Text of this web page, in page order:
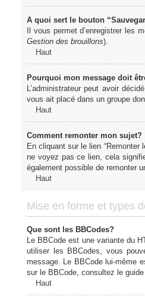
A quoi sert le bouton
Il vous permet d’enregistrer les
Gestion des brouillons).
Haut
Pourquoi mon message doit
L’administrateur peut avoir
vous ait placé dans un groupe
Haut
Comment remonter mon sujet?
En cliquant sur le lien
ne voyez pas ce lien, cela
également possible de remonter
Haut
Mise en forme et types
Que sont les BBCodes?
Le BBCode est une variante du
utiliser les BBCodes, vous
message. Le BBCode lui-même
sur le BBCode, consultez le
Haut